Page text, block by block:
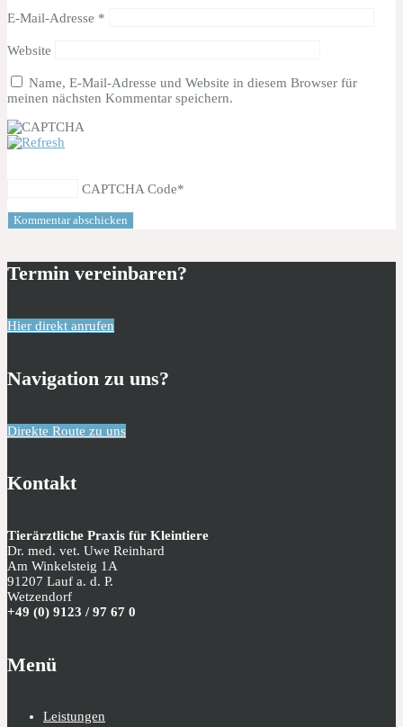
E-Mail-Adresse *
Website
Name, E-Mail-Adresse und Website in diesem Browser für
meinen nächsten Kommentar speichern.
CAPTCHA Code*
Termin vereinbaren?
Hier direkt anrufen
Navigation zu uns?
Direkte Route zu uns
Kontakt
Tierärztliche Praxis für Kleintiere
Dr. med. vet. Uwe Reinhard
Am Winkelsteig 1A
91207 Lauf a. d. P.
Wetzendorf
+49 (0) 9123 / 97 67 0
Menü
Leistungen